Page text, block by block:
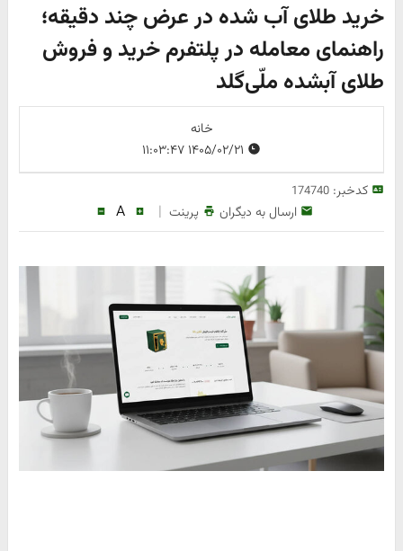
خرید طلای آب شده در عرض چند دقیقه؛‌
راهنمای معامله در پلتفرم خرید و فروش
طلای آبشده ملّی‌گلد
خانه
کدخبر:174740
ارسال به دیگران پرینت |
A